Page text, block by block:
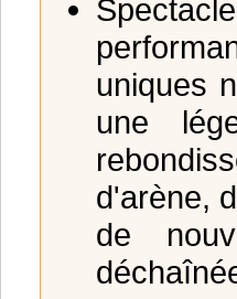
uniques
une
d'arène,
de